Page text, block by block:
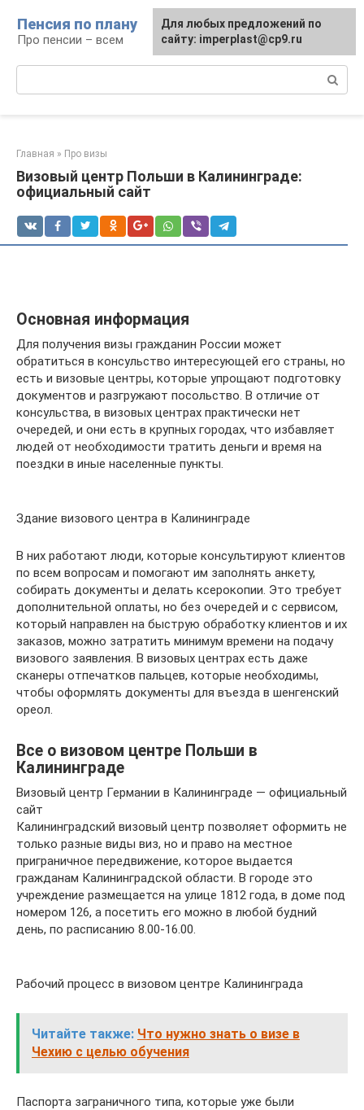
контенту
Пенсия по плану
Про пенсии – всем
Главная » Про визы
Визовый центр Польши в Калининграде:
официальный сайт
Основная информация
Для получения визы гражданин России может
обратиться в консульство интересующей его страны, но
есть и визовые центры, которые упрощают подготовку
документов и разгружают посольство. В отличие от
консульства, в визовых центрах практически нет
очередей, и они есть в крупных городах, что избавляет
людей от необходимости тратить деньги и время на
поездки в иные населенные пункты.
Здание визового центра в Калининграде
В них работают люди, которые консультируют клиентов
по всем вопросам и помогают им заполнять анкету,
собирать документы и делать ксерокопии. Это требует
дополнительной оплаты, но без очередей и с сервисом,
который направлен на быструю обработку клиентов и их
заказов, можно затратить минимум времени на подачу
визового заявления. В визовых центрах есть даже
сканеры отпечатков пальцев, которые необходимы,
чтобы оформлять документы для въезда в шенгенский
ореол.
Все о визовом центре Польши в
Калининграде
Визовый центр Германии в Калининграде — официальный
сайт
Калининградский визовый центр позволяет оформить не
только разные виды виз, но и право на местное
приграничное передвижение, которое выдается
гражданам Калининградской области. В городе это
учреждение размещается на улице 1812 года, в доме под
номером 126, а посетить его можно в любой будний
день, по расписанию 8.00-16.00.
Рабочий процесс в визовом центре Калининграда
Читайте также: Что нужно знать о визе в
Чехию с целью обучения
Паспорта заграничного типа, которые уже были
Для любых предложений по
сайту: imperplast@cp9.ru